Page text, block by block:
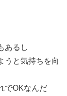
あるし
うと気持ちを向
でOKなんだ